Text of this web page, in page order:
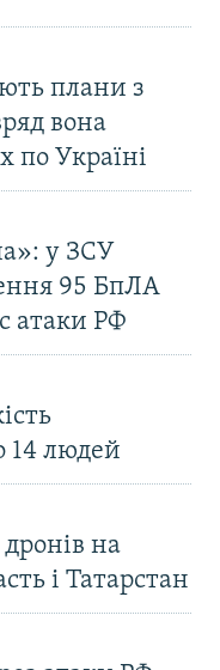
плани з
вона
по Україні
у ЗСУ
95 БпЛА
атаки РФ
14 людей
на
і Татарстан